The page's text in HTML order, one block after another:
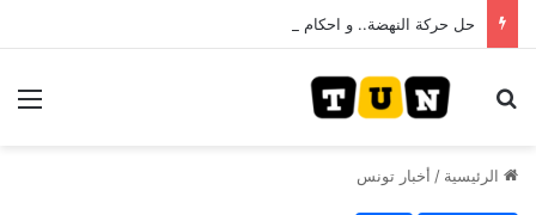
بحث عن
الرئيسية / أخبار تونس